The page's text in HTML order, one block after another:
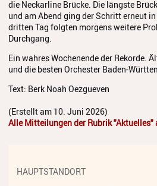
Gebühren
Abmeldung
die Neckarline Brücke. Die längste
und am Abend ging der Schritt erneut
dritten Tag folgten morgens weitere
Durchgang.
Ein wahres Wochenende der Rekorde.
und die besten Orchester Baden-
Text: Berk Noah Oezgueven
(Erstellt am 10. Juni 2026)
Alle Mitteilungen der Rubrik "Aktuelles"
HAUPTSTANDORT